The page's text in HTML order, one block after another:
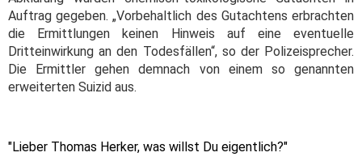
Auftrag gegeben.„Vorbehaltlich des Gutachtens erbrachten
die Ermittlungen keinen Hinweis auf eine eventuelle
Dritteinwirkung an den Todesfällen“, so der Polizeisprecher.
Die Ermittler gehen demnach von einem so genannten
erweiterten Suizid aus.
"Lieber Thomas Herker, was willst Du eigentlich?"